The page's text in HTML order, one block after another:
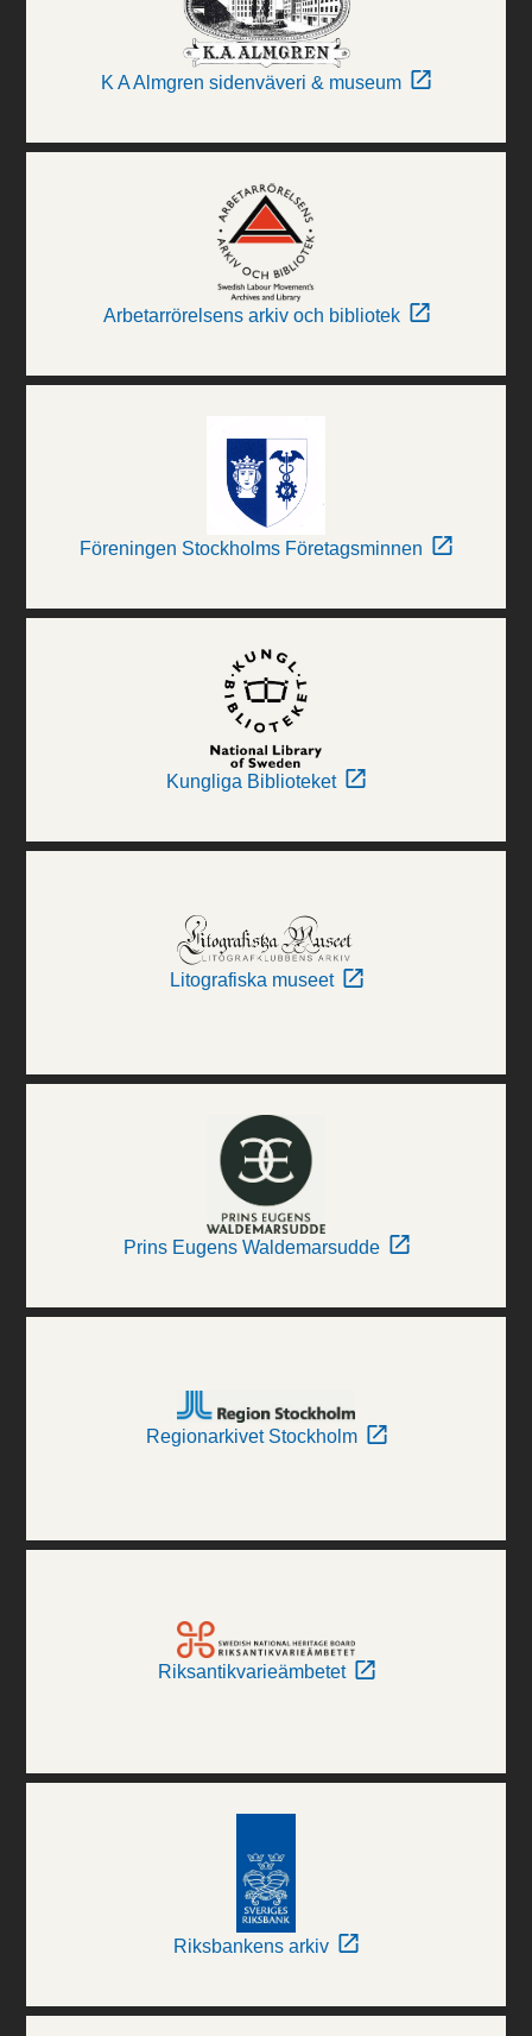
K A Almgren sidenväveri & museum
Arbetarrörelsens arkiv och bibliotek
Föreningen Stockholms Företagsminnen
Kungliga Biblioteket
Litografiska museet
Prins Eugens Waldemarsudde
Regionarkivet Stockholm
Riksantikvarieämbetet
Riksbankens arkiv